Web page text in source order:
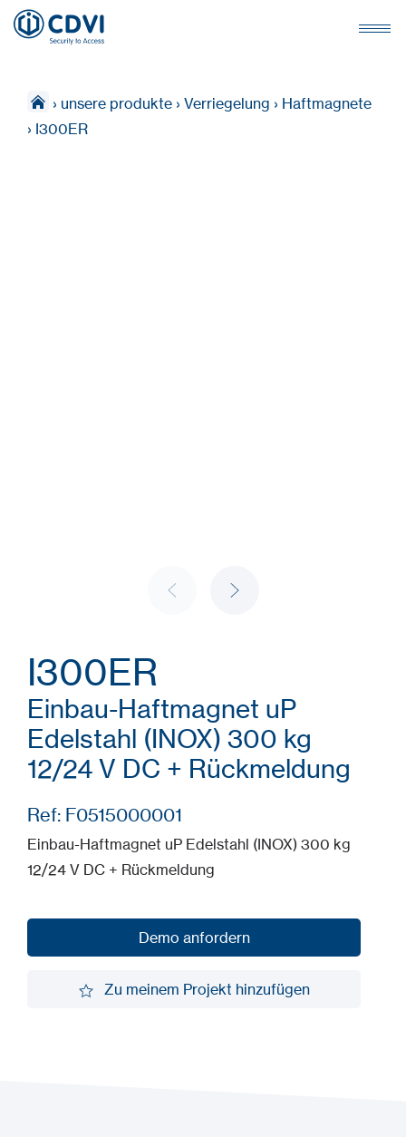
› unsere produkte › Verriegelung › Haftmagnete
› I300ER
I300ER
Einbau-Haftmagnet uP
Edelstahl (INOX) 300 kg
12/24 V DC + Rückmeldung
Ref: F0515000001
Einbau-Haftmagnet uP Edelstahl (INOX) 300 kg
12/24 V DC + Rückmeldung
Demo anfordern
Zu meinem Projekt hinzufügen